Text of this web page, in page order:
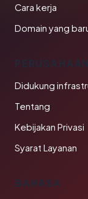
Cara kerja
Domain yang
PERUSAHAAN
Didukung
Tentang
Kebijakan Privasi
Syarat Layanan
BAHASA